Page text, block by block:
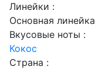
Линейки :
Основная линейка
Вкусовые ноты :
Кокос
Страна :